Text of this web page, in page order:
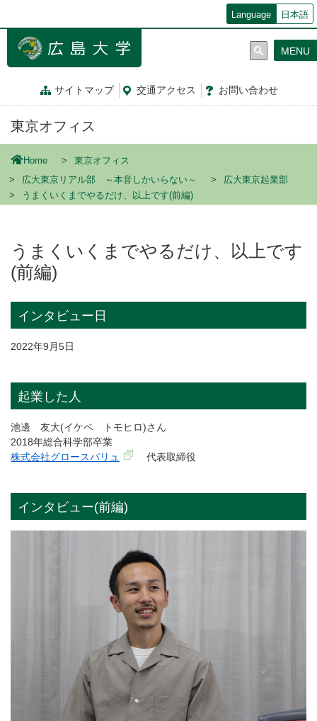
ン
Language 日本語
サイトマップ 交通アクセス お問い合わせ
MENU
東京オフィス
Home
東京オフィス
広大東京リアル部 ～本音しかいらない～
広大東京起業部
うまくいくまでやるだけ、以上です(前編)
うまくいくまでやるだけ、以上です
(前編)
インタビュー日
2022年9月5日
起業した人
池邊 友大(イケベ トモヒロ)さん
2018年総合科学部卒業
株式会社グロースバリュ
代表取締役
インタビュー(前編)